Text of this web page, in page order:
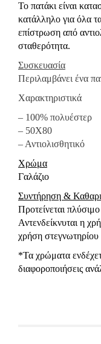
Το πατάκι είναι
κατάλληλο για όλα
επίστρωση από
σταθερότητα.
Συσκευασία
Περιλαμβάνει ένα
Χαρακτηριστικά
– 100% πολυέστερ
– 50Χ80
– Αντιολισθητικό
Χρώμα
Γαλάζιο
Συντήρηση &
Προτείνεται
Αντενδείκνυται η
χρήση στεγνωτηρίου
*Τα χρώματα
διαφοροποιήσεις